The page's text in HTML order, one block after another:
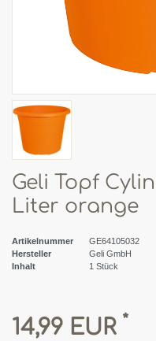
Geli Topf
Liter orange
Artikelnummer
GE64105032
Hersteller
Geli GmbH
Inhalt
1 Stück
14,99 EUR *